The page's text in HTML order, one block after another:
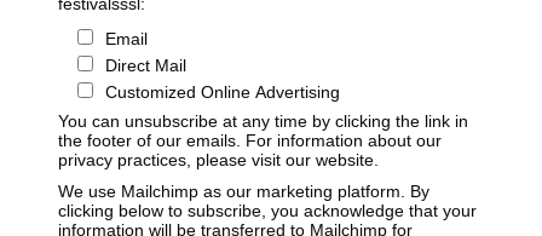
festivalsssl:
Email
Direct Mail
Customized Online Advertising
You can unsubscribe at any time by clicking the link in
the footer of our emails. For information about our
privacy practices, please visit our website.
We use Mailchimp as our marketing platform. By
clicking below to subscribe, you acknowledge that your
information will be transferred to Mailchimp for